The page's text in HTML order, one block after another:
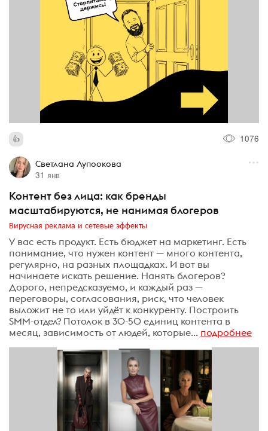
1076
Светлана Лупоокова
31 янв
Контент без лица: как бренды
масштабируются, не нанимая блогеров
Вирусная реклама и сетевые эффекты
У вас есть продукт. Есть бюджет на маркетинг. Есть
понимание, что нужен контент — много контента,
регулярно, на разных площадках. И вот вы
начинаете искать решение. Нанять блогеров?
Дорого, непредсказуемо, и каждый раз —
переговоры, согласования, риск, что человек
выложит не то или уйдёт к конкуренту. Построить
SMM-отдел? Потолок в 30-50 единиц контента в
месяц, зависимость от людей, которые... подробнее